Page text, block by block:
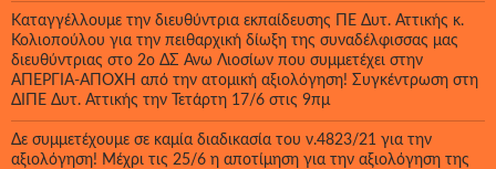
Καταγγέλλουμε την διευθύντρια εκπαίδευσης ΠΕ Δυτ. Αττικής κ.
Κολιοπούλου για την πειθαρχική δίωξη της συναδέλφισσας μας
διευθύντριας στο 2ο ΔΣ Άνω Λιοσίων που συμμετέχει στην
ΑΠΕΡΓΙΑ-ΑΠΟΧΗ από την ατομική αξιολόγηση! Συγκέντρωση στη
ΔΙΠΕ Δυτ. Αττικής την Τετάρτη 17/6 στις 9πμ
Δε συμμετέχουμε σε καμία διαδικασία του ν.4823/21 για την
αξιολόγηση! Μέχρι τις 25/6 η αποτίμηση για την αξιολόγηση της